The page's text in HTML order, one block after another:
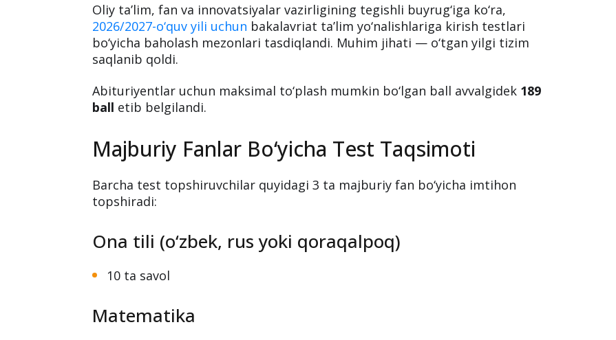
Oliy ta’lim, fan va innovatsiyalar vazirligining tegishli buyrug‘iga ko‘ra,
2026/2027-o‘quv yili uchun bakalavriat ta’lim yo‘nalishlariga kirish testlari
bo‘yicha baholash mezonlari tasdiqlandi. Muhim jihati — o‘tgan yilgi tizim
saqlanib qoldi.
Abituriyentlar uchun maksimal to‘plash mumkin bo‘lgan ball avvalgidek 189
ball etib belgilandi.
Majburiy Fanlar Bo‘yicha Test Taqsimoti
Barcha test topshiruvchilar quyidagi 3 ta majburiy fan bo‘yicha imtihon
topshiradi:
Ona tili (o‘zbek, rus yoki qoraqalpoq)
10 ta savol
Matematika